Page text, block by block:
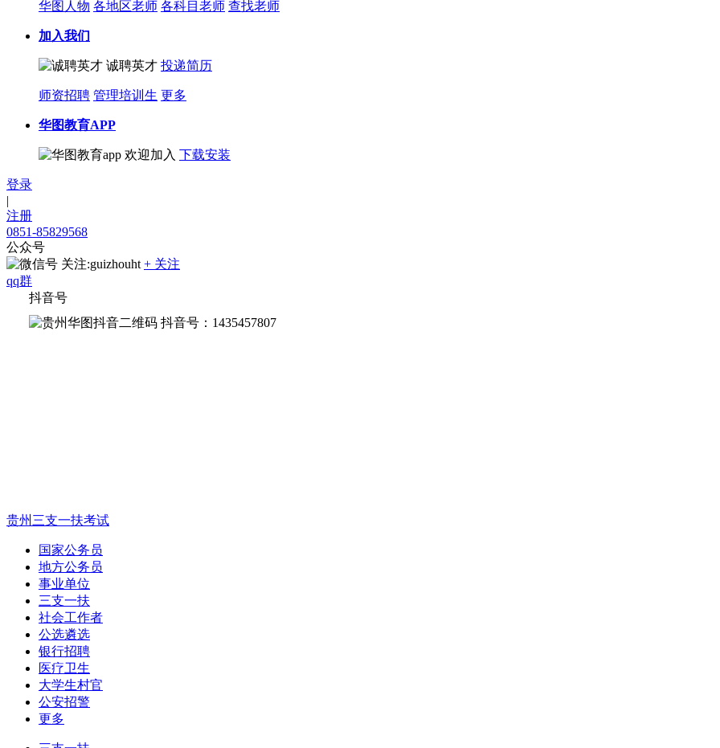
华图人物 各地区老师 各科目老师 查找老师
加入我们
诚聘英才 投递简历
师资招聘 管理培训生 更多
华图教育APP
欢迎加入 下载安装
登录
|
注册
0851-85829568
公众号
关注:guizhouht + 关注
qq群
抖音号
抖音号：1435457807
贵州三支一扶考试
国家公务员
地方公务员
事业单位
三支一扶
社会工作者
公选遴选
银行招聘
医疗卫生
大学生村官
公安招警
更多